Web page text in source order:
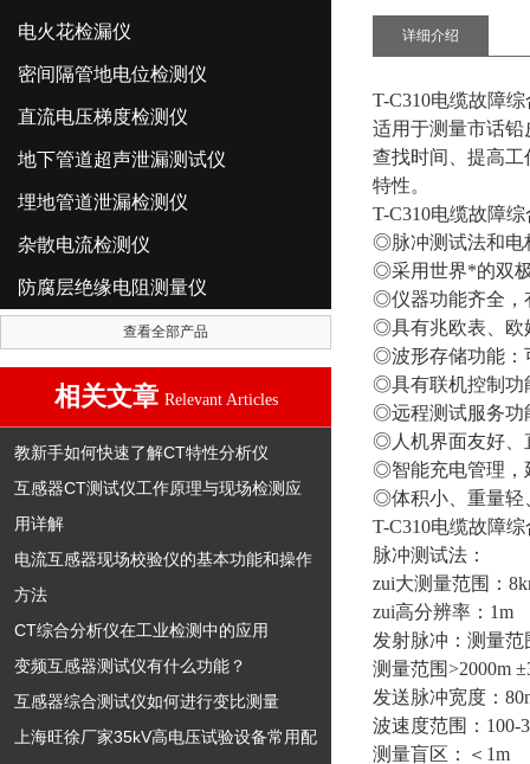
电火花检漏仪
密间隔管地电位检测仪
直流电压梯度检测仪
地下管道超声泄漏测试仪
埋地管道泄漏检测仪
杂散电流检测仪
防腐层绝缘电阻测量仪
查看全部产品
相关文章 Relevant Articles
教新手如何快速了解CT特性分析仪
互感器CT测试仪工作原理与现场检测应
用详解
电流互感器现场校验仪的基本功能和操作
方法
CT综合分析仪在工业检测中的应用
变频互感器测试仪有什么功能？
互感器综合测试仪如何进行变比测量
上海旺徐厂家35kV高电压试验设备常用配
详细介绍
T-C310电缆故障
适用于测量市话
查找时间、提高
特性。
T-C310电缆故障
◎脉冲测试法和电
◎采用世界*的双
◎仪器功能齐全，
◎具有兆欧表、欧
◎波形存储功能：
◎具有联机控制功
◎远程测试服务功
◎人机界面友好、
◎智能充电管理，
◎体积小、重量轻
T-C310电缆故障
脉冲测试法：
zui大测量范围：
zui高分辨率：1m
发射脉冲：测量范
测量范围>2000m
发送脉冲宽度：
波速度范围：100-
测量盲区：＜1m